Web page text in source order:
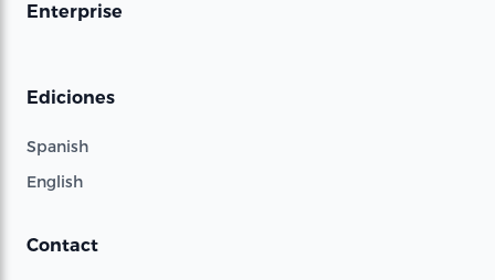
Enterprise
Ediciones
Spanish
English
Contact